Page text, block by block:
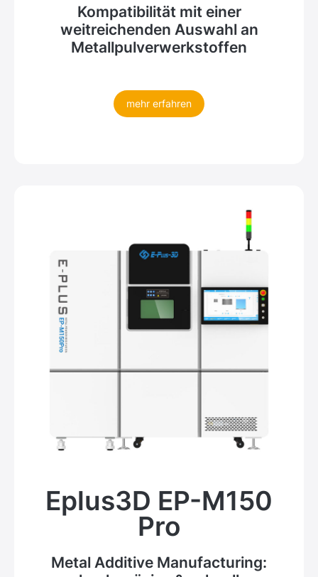
Kompatibilität mit einer
weitreichenden Auswahl an
Metallpulverwerkstoffen
mehr erfahren
Eplus3D EP-M150
Pro
Metal Additive Manufacturing: